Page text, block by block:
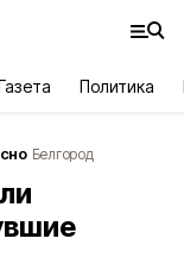
Политика
Белгород